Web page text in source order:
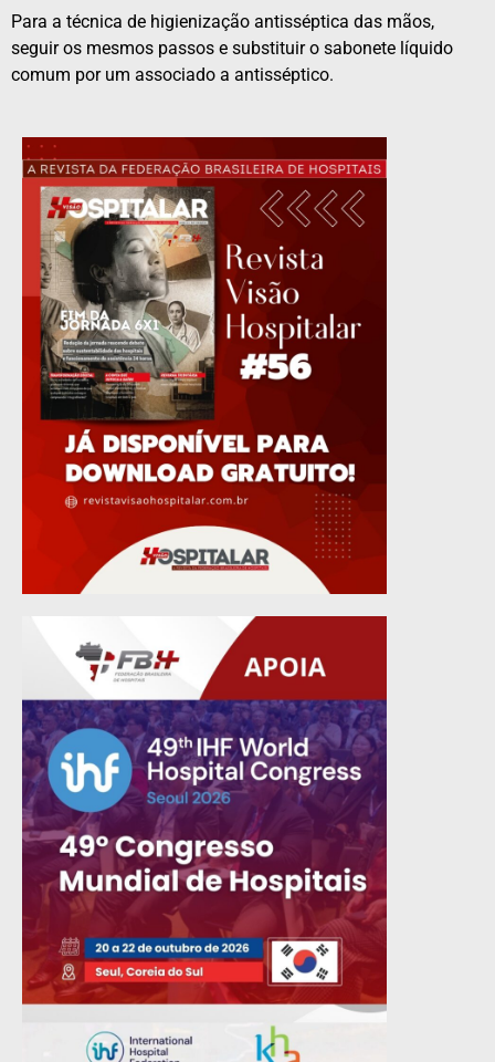
Para a técnica de higienização antisséptica das mãos,
seguir os mesmos passos e substituir o sabonete líquido
comum por um associado a antisséptico.